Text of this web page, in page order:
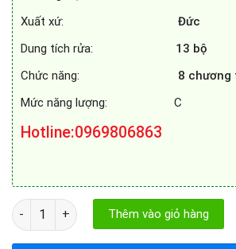
Xuất xứ: Đức
Dung tích rửa: 13 bộ
Chức năng: 8 chương
Mức năng lượng: C
Hotline:0969806863
MÁY RỬA BÁT BOSCH SMV6ZBX01N số
Thêm vào giỏ hàng